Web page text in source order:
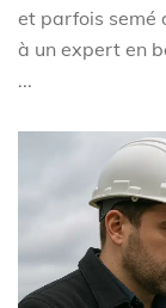
et parfois semé
à un expert en
...